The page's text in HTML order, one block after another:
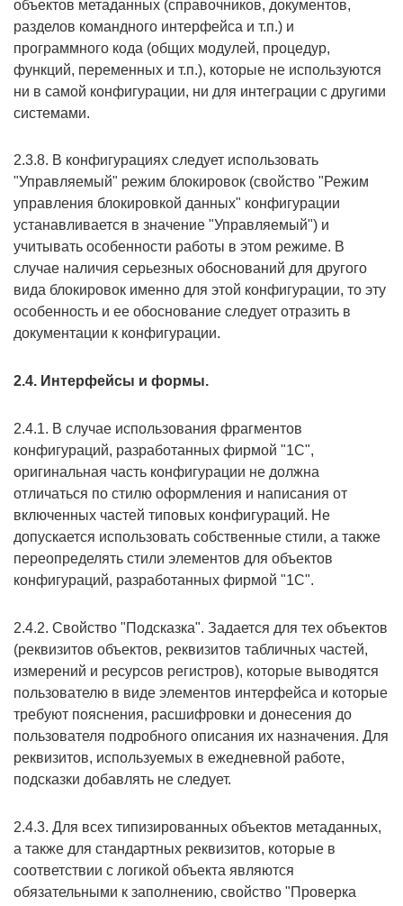
объектов метаданных (справочников, документов,
разделов командного интерфейса и т.п.) и
программного кода (общих модулей, процедур,
функций, переменных и т.п.), которые не используются
ни в самой конфигурации, ни для интеграции с другими
системами.
2.3.8. В конфигурациях следует использовать
"Управляемый" режим блокировок (свойство "Режим
управления блокировкой данных" конфигурации
устанавливается в значение "Управляемый") и
учитывать особенности работы в этом режиме. В
случае наличия серьезных обоснований для другого
вида блокировок именно для этой конфигурации, то эту
особенность и ее обоснование следует отразить в
документации к конфигурации.
2.4. Интерфейсы и формы.
2.4.1. В случае использования фрагментов
конфигураций, разработанных фирмой "1C",
оригинальная часть конфигурации не должна
отличаться по стилю оформления и написания от
включенных частей типовых конфигураций. Не
допускается использовать собственные стили, а также
переопределять стили элементов для объектов
конфигураций, разработанных фирмой "1С".
2.4.2. Свойство "Подсказка". Задается для тех объектов
(реквизитов объектов, реквизитов табличных частей,
измерений и ресурсов регистров), которые выводятся
пользователю в виде элементов интерфейса и которые
требуют пояснения, расшифровки и донесения до
пользователя подробного описания их назначения. Для
реквизитов, используемых в ежедневной работе,
подсказки добавлять не следует.
2.4.3. Для всех типизированных объектов метаданных,
а также для стандартных реквизитов, которые в
соответствии с логикой объекта являются
обязательными к заполнению, свойство "Проверка